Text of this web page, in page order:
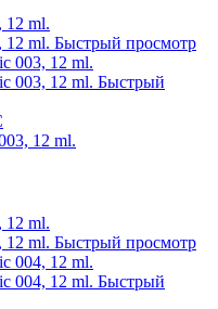
Быстрый просмотр
Быстрый
12 ml.
Быстрый просмотр
Быстрый